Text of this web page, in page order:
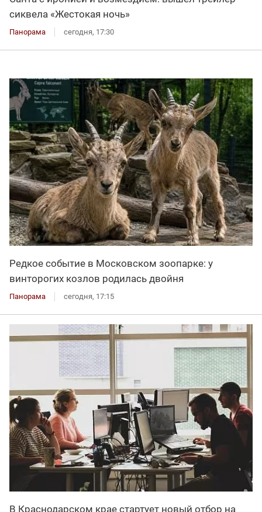
сиквела «Жестокая ночь»
Панорама сегодня, 17:30
Редкое событие в Московском зоопарке: у
винторогих козлов родилась двойня
Панорама сегодня, 17:15
В Краснодарском крае стартует новый отбор на